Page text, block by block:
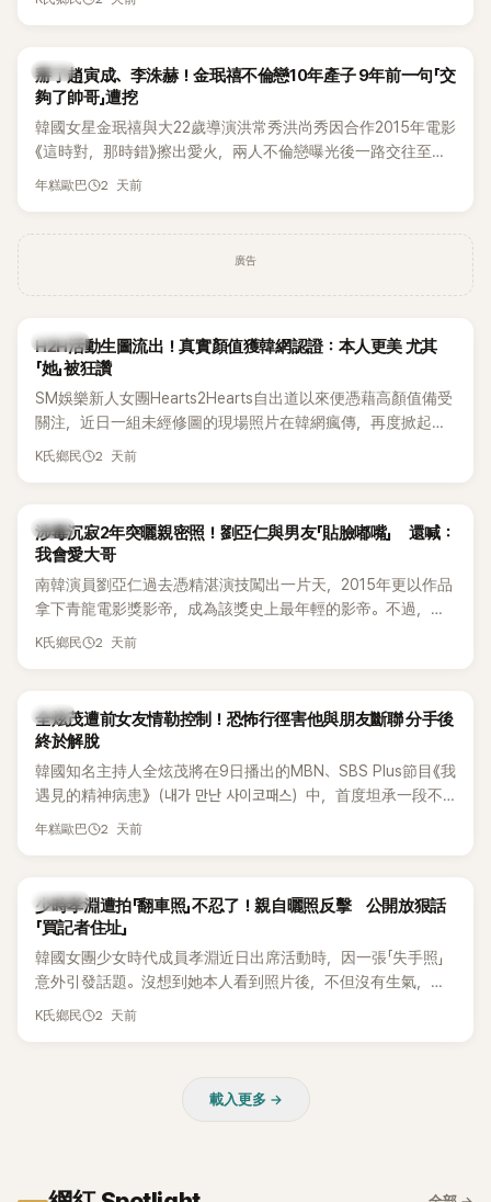
韓星
掰了趙寅成、李洙赫！金珉禧不倫戀10年產子 9年前一句「交
夠了帥哥」遭挖
韓國女星金珉禧與大22歲導演洪常秀洪尚秀因合作2015年電影
《這時對，那時錯》擦出愛火，兩人不倫戀曝光後一路交往至
今，戀情已持續近10年，並於去年迎來兩人的兒子。金珉禧也
一句台詞卻突然被韓網翻出，意外再度掀起熱議。
年糕歐巴 2 天前
廣告
K-POP
H2H活動生圖流出！真實顏值獲韓網認證：本人更美 尤其
「她」被狂讚
SM娛樂新人女團Hearts2Hearts自出道以來便憑藉高顏值備受
關注，近日一組未經修圖的現場照片在韓網瘋傳，再度掀起熱
烈討論，不少看過本人的網友更直呼：「真人比照片還漂亮！」
K氏鄉民 2 天前
韓星
涉毒沉寂2年突曬親密照！劉亞仁與男友「貼臉嘟嘴」 還喊：
我會愛大哥
南韓演員劉亞仁過去憑精湛演技闖出一片天，2015年更以作品
拿下青龍電影獎影帝，成為該獎史上最年輕的影帝。不過，他
2023年爆出涉毒風波後，演藝事業受到重創，後續又牽扯與男
K氏鄉民 2 天前
韓星
全炫茂遭前女友情勒控制！恐怖行徑害他與朋友斷聯 分手後
終於解脫
韓國知名主持人全炫茂將在9日播出的MBN、SBS Plus節目《我
遇見的精神病患》（내가 만난 사이코패스）中，首度坦承一段不
堪回首的戀愛經歷，自爆曾遭前女友過度控制，不僅走到哪都
年糕歐巴 2 天前
K-POP
少時孝淵遭拍「翻車照」不忍了！親自曬照反擊 公開放狠話
「買記者住址」
韓國女團少女時代成員孝淵近日出席活動時，因一張「失手照」
意外引發話題。沒想到她本人看到照片後，不但沒有生氣，反
而親自把照片放上IG限時動態開玩笑，甚至幽默喊話要「買記者
K氏鄉民 2 天前
載入更多 →